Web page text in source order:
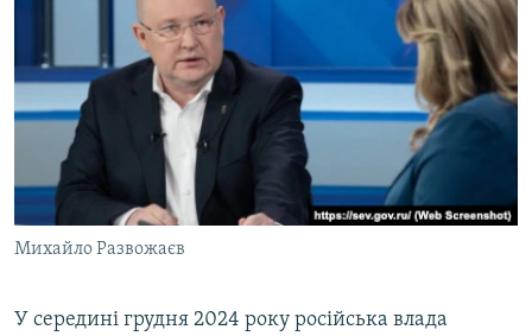
Михайло Развожаєв
У середині грудня 2024 року російська влада